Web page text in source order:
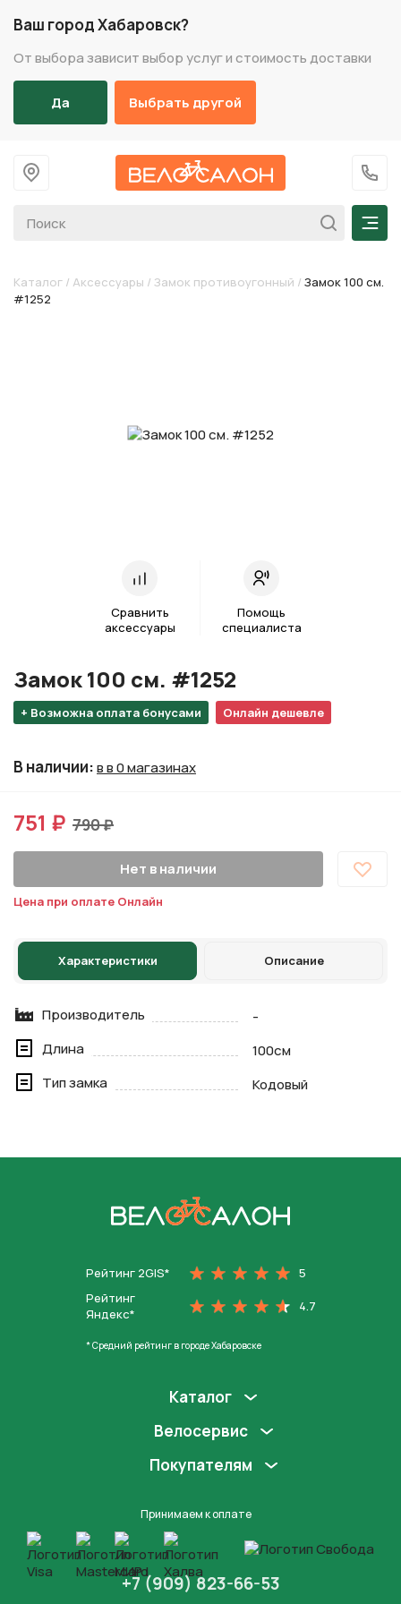
Ваш город Хабаровск?
От выбора зависит выбор услуг и стоимость доставки
Да Выбрать другой
На главную
+7
Каталог / Аксессуары / Замок противоугонный / Замок 100 см.
#1252
Сравнить
аксессуары
Помощь
специалиста
+ Возможна оплата бонусами Онлайн дешевле
Замок 100 см. #1252
В наличии:в в 0 магазинах
751 ₽ 790 ₽
Нет в наличии
Цена при оплате Онлайн
Характеристики Описание
Производитель
-
Длина
100см
Тип замка
Кодовый
Рейтинг 2GIS*
5
Рейтинг
Яндекс*
4.7
* Средний рейтинг в городе Хабаровске
Каталог
Велосервис
Покупателям
Принимаем к оплате
+7 (909) 823-66-53